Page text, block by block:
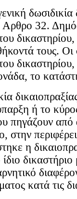
Αρθρο 32.
τους. Οι
το
ή το
πηγάζουν από
στην
η
κατά τις